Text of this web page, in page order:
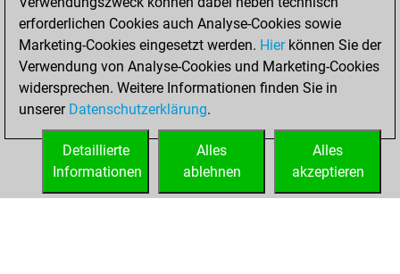
You created
your Fritz account
You played 1
bullet games
Play
You scored +0
=0 -1 in bullet
erforderlichen Cookies auch Analyse-Cookies sowie
Marketing-Cookies eingesetzt werden. Hierkönnen Sie der
Verwendung von Analyse-Cookies und Marketing-Cookies
widersprechen. Weitere Informationen finden Sie in
unserer Datenschutzerklärung.
Alles
akzeptieren
Alles
ablehnen
Detaillierte
Informationen